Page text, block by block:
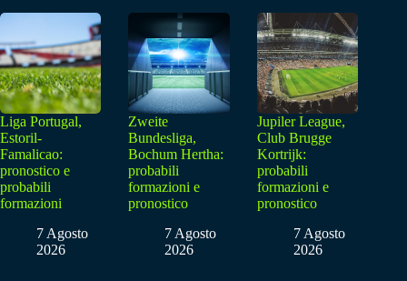
Liga Portugal,
Estoril-
Famalicao:
pronostico e
probabili
formazioni
7 Agosto
2026
Zweite
Bundesliga,
Bochum Hertha:
probabili
formazioni e
pronostico
7 Agosto
2026
Jupiler League,
Club Brugge
Kortrijk:
probabili
formazioni e
pronostico
7 Agosto
2026